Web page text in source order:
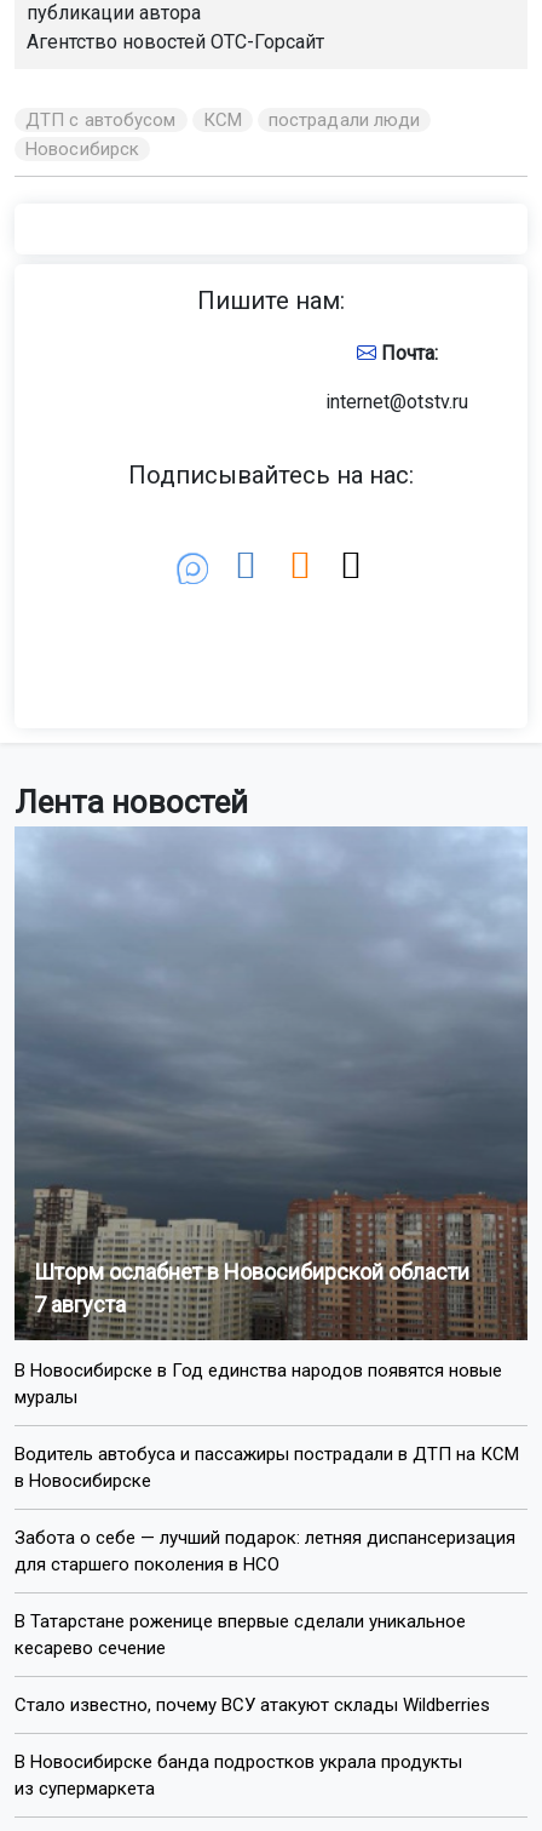
Лента новостей
Шторм ослабнет в Новосибирской области
7 августа
В Новосибирске в Год единства народов появятся новые
муралы
Водитель автобуса и пассажиры пострадали в ДТП на КСМ
в Новосибирске
Забота о себе — лучший подарок: летняя диспансеризация
для старшего поколения в НСО
В Татарстане роженице впервые сделали уникальное
кесарево сечение
Стало известно, почему ВСУ атакуют склады Wildberries
В Новосибирске банда подростков украла продукты
из супермаркета
публикации автора
Агентство новостей ОТС-Горсайт
ДТП с автобусом КСМ
пострадали люди
Новосибирск
Пишите нам:
Почта:
internet@otstv.ru
Подписывайтесь на нас: